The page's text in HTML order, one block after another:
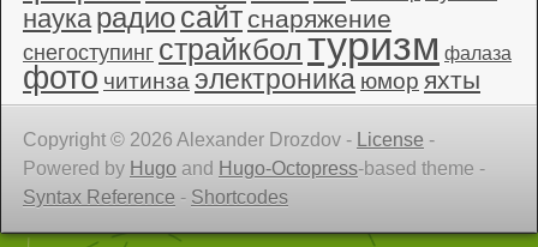
наука радиосайт снаряжение
снегоступинг страйкбол туризм фалаза
фото читинза электроника юмор яхты
Copyright © 2026 Alexander Drozdov - License -
Powered by Hugo and Hugo-Octopress-based theme -
Syntax Reference - Shortcodes